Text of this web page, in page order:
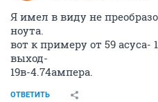
Я имел в виду не
ноута.
вот к примеру от 59 асуса-
выход-
19в-4.74ампера.
ОТВЕТИТЬ